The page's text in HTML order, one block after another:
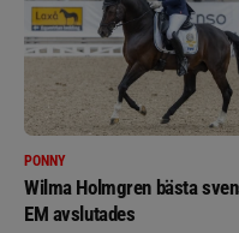
PONNY
Wilma Holmgren bästa
EM avslutades